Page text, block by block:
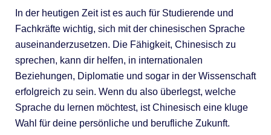
In der heutigen Zeit ist es auch für Studierende und
Fachkräfte wichtig, sich mit der chinesischen Sprache
auseinanderzusetzen. Die Fähigkeit, Chinesisch zu
sprechen, kann dir helfen, in internationalen
Beziehungen, Diplomatie und sogar in der Wissenschaft
erfolgreich zu sein. Wenn du also überlegst, welche
Sprache du lernen möchtest, ist Chinesisch eine kluge
Wahl für deine persönliche und berufliche Zukunft.